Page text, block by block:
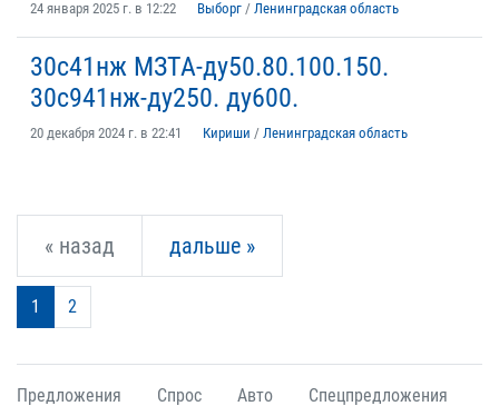
24 января 2025 г. в 12:22 Выборг / Ленинградская область
30с41нж МЗТА-ду50.80.100.150.
30с941нж-ду250. ду600.
20 декабря 2024 г. в 22:41 Кириши / Ленинградская область
« назад дальше »
1 2
Предложения Спрос Авто Спецпредложения